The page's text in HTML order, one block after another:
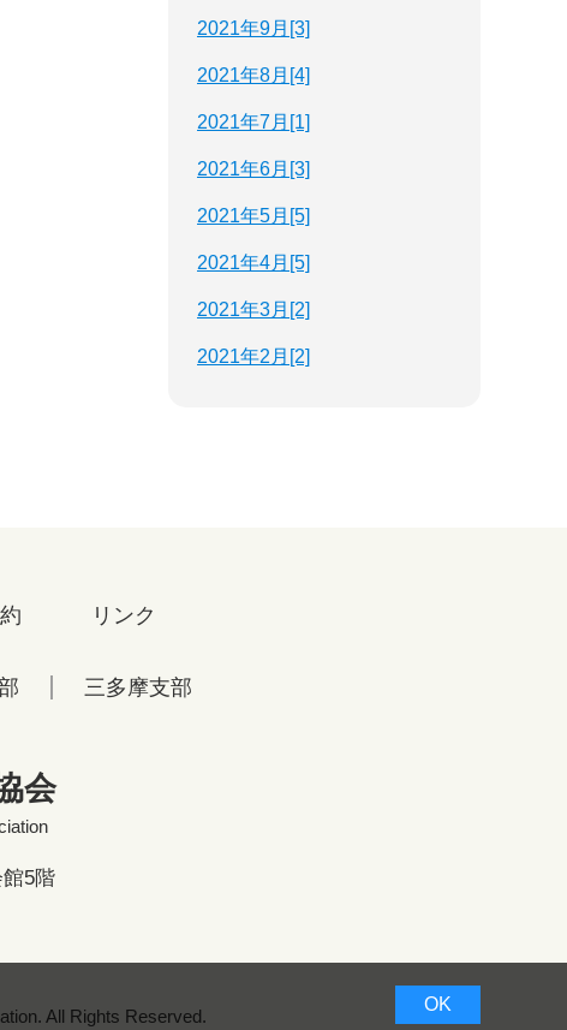
2021年9月[3]
2021年8月[4]
2021年7月[1]
2021年6月[3]
2021年5月[5]
2021年4月[5]
2021年3月[2]
2021年2月[2]
リンク
三多摩支部
会
5階
All Rights Reserved.
OK